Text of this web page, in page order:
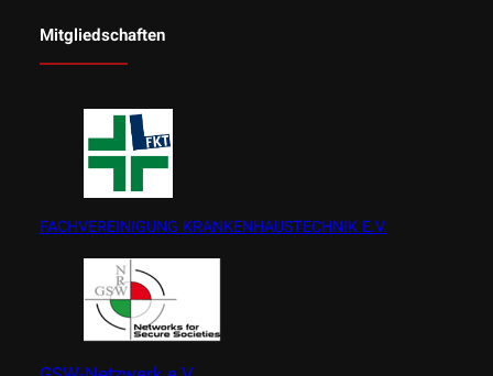
Mitgliedschaften
FACHVEREINIGUNG KRANKENHAUSTECHNIK E.V.